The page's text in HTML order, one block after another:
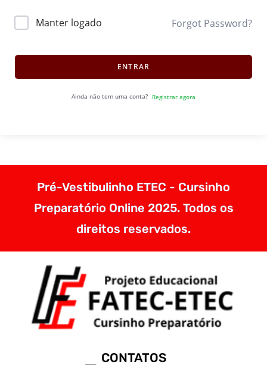
Manter logado Forgot Password?
ENTRAR
Ainda não tem uma conta? Registrar agora
Pré-Vestibulinho ETEC - Cursinho
Preparatório Online 2025. Todos os
direitos reservados.
CONTATOS